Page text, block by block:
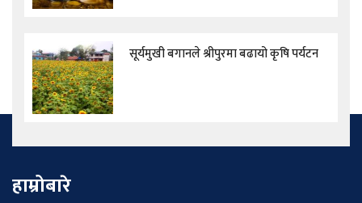
सूर्यमुखी बगानले श्रीपुरमा बढायो कृषि पर्यटन
हाम्रोबारे